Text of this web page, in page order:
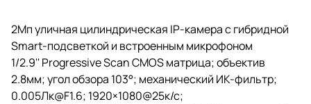
2Мп уличная цилиндрическая IP-камера с гибридной
Smart-подсветкой и встроенным микрофоном
1/2.9'' Progressive Scan CMOS матрица; объектив
2.8мм; угол обзора 103°; механический ИК-фильтр;
0.005Лк@F1.6; 1920×1080@25к/с;